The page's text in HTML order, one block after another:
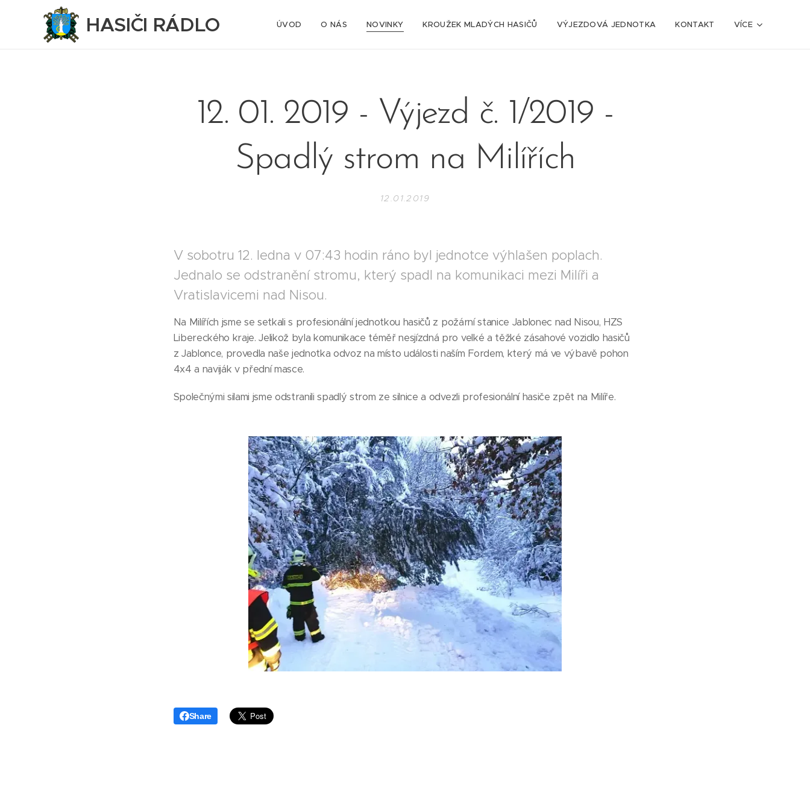
HASIČI RÁDLO ÚVOD O NÁS NOVINKY KROUŽEK MLADÝCH HASIČŮ VÝJEZDOVÁ JEDNOTKA KONTAKT VÍCE
12. 01. 2019 - Výjezd č. 1/2019 -
Spadlý strom na Milířích
12.01.2019
V sobotru 12. ledna v 07:43 hodin ráno byl jednotce výhlašen poplach.
Jednalo se odstranění stromu, který spadl na komunikaci mezi Milíři a
Vratislavicemi nad Nisou.
Na Milířích jsme se setkali s profesionální jednotkou hasičů z požární stanice Jablonec nad Nisou, HZS
Libereckého kraje. Jelikož byla komunikace téměř nesjízdná pro velké a těžké zásahové vozidlo hasičů
z Jablonce, provedla naše jednotka odvoz na místo události naším Fordem, který má ve výbavě pohon
4x4 a naviják v přední masce.
Společnými silami jsme odstranili spadlý strom ze silnice a odvezli profesionální hasiče zpět na Milíře.
Share